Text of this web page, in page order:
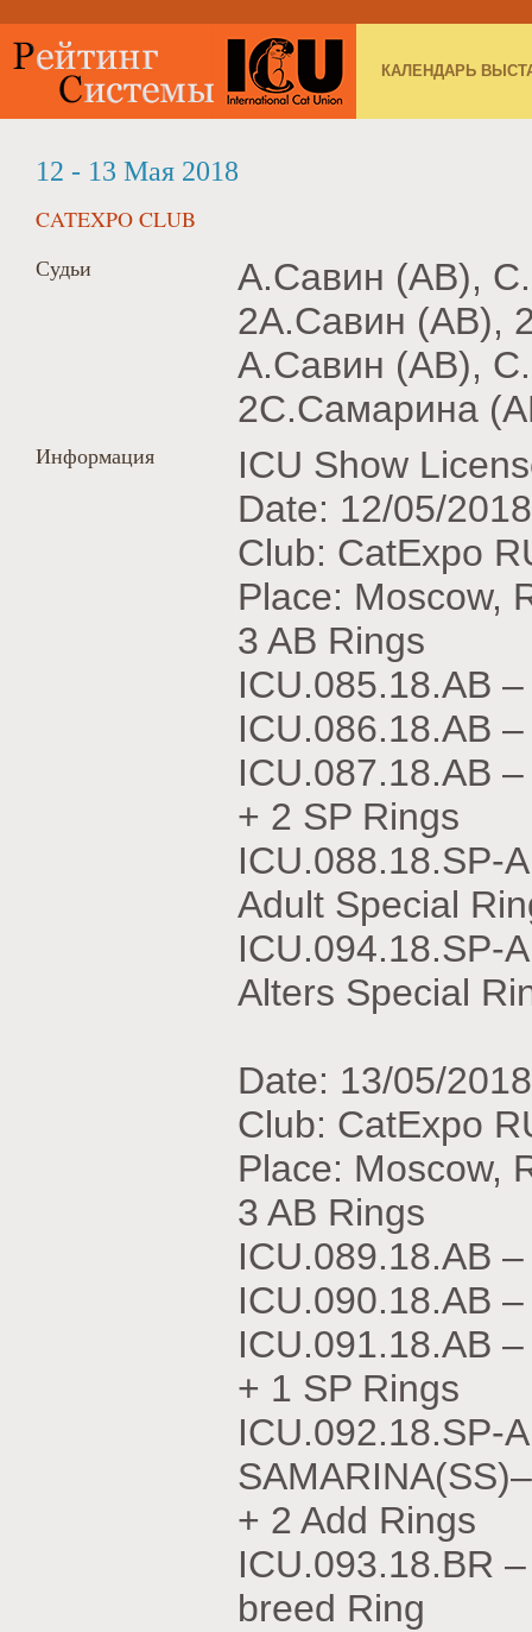
КАЛЕНДАРЬ
12 - 13 Мая 2018
CATEXPO CLUB
Судьи
А.Савин (AB),
2А.Савин (AB),
А.Савин (AB),
2С.Самарина
Информация
ICU Show
Date: 12/05/2018
Club: CatExpo
Place: Moscow,
3 AB Rings
ICU.085.18.АВ
ICU.086.18.АВ –
ICU.087.18.АВ
+ 2 SP Rings
ICU.088.18.SP-
Adult Special
ICU.094.18.SP-
Alters Special
Date: 13/05/2018
Club: CatExpo
Place: Moscow,
3 AB Rings
ICU.089.18.АВ
ICU.090.18.АВ –
ICU.091.18.АВ
+ 1 SP Rings
ICU.092.18.SP-
+ 2 Add Rings
ICU.093.18.BR
breed Ring